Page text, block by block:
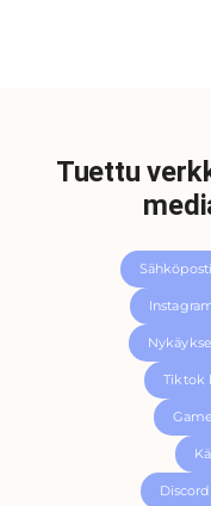
Tuettu
Tiktok